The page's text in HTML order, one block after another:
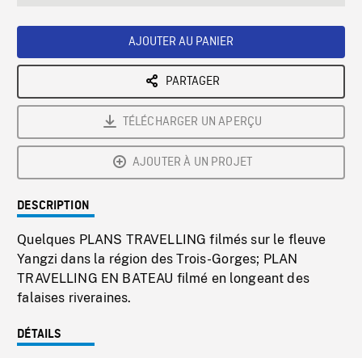
AJOUTER AU PANIER
PARTAGER
TÉLÉCHARGER UN APERÇU
AJOUTER À UN PROJET
DESCRIPTION
Quelques PLANS TRAVELLING filmés sur le fleuve
Yangzi dans la région des Trois-Gorges; PLAN
TRAVELLING EN BATEAU filmé en longeant des
falaises riveraines.
DÉTAILS